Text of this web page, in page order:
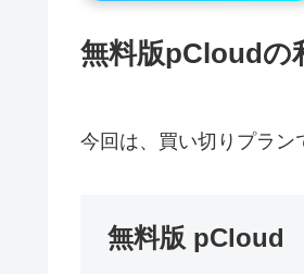
無料版pCloudの
今回は、買い切りプラン
無料版 pCloud